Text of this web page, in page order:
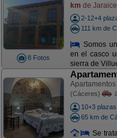
8 Fotos
km de
2-12+4
111 km de
Somos
en el casco
sierra de
(Cáceres)
10+3 plazas
65 km de
Se